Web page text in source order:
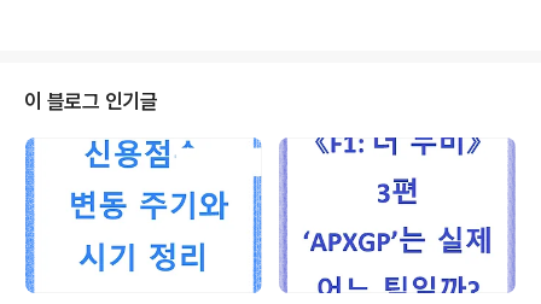
App() { const [isOpen, setIsOpen] = useState(fa
lse); return ( { setIsOpen(!isOpen); }} > click {isO
pen && } ); } 먼저 App.js에 state를 바꾸는 버튼을 하
나 만들어주고, 버튼이 클릭될때마다 U..
이 블로그 인기글